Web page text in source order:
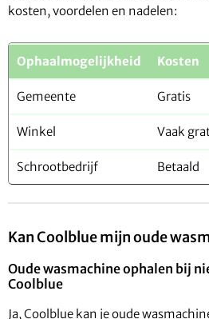
kosten, voordelen en nadelen:
Ophaalmogelijkheid Kosten
Gemeente Gratis
Winkel Vaak
Schrootbedrijf Betaald
Kan Coolblue mijn oude
Oude wasmachine ophalen bij
Coolblue
Ja, Coolblue kan je oude